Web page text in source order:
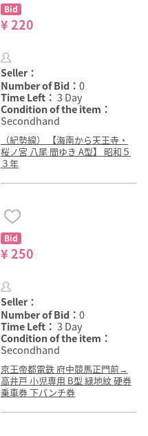
Bid
¥ 220
Seller：
Number of Bid： 0
Time Left： 3 Day
Condition of the item：
Secondhand
（紀勢線） 【海南から天王寺・
桜ノ宮 八尾 間ゆき A型】 昭和５
３年
Bid
¥ 250
Seller：
Number of Bid： 0
Time Left： 3 Day
Condition of the item：
Secondhand
京王帝都電鉄 府中競馬正門前→
高井戸 小児専用 B型 緑地紋 硬券
乗車券 下パンチ券